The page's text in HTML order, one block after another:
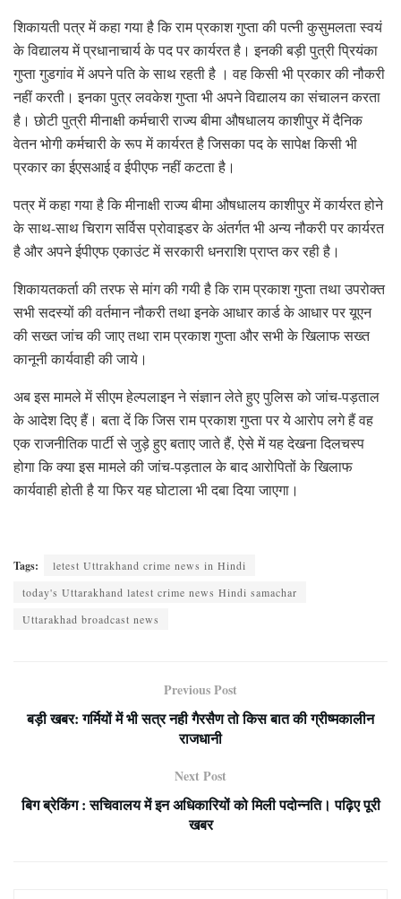
शिकायती पत्र में कहा गया है कि राम प्रकाश गुप्ता की पत्नी कुसुमलता स्वयं
के विद्यालय में प्रधानाचार्य के पद पर कार्यरत है। इनकी बड़ी पुत्री प्रियंका
गुप्ता गुडगांव में अपने पति के साथ रहती है । वह किसी भी प्रकार की नौकरी
नहीं करती। इनका पुत्र लवकेश गुप्ता भी अपने विद्यालय का संचालन करता
है। छोटी पुत्री मीनाक्षी कर्मचारी राज्य बीमा औषधालय काशीपुर में दैनिक
वेतन भोगी कर्मचारी के रूप में कार्यरत है जिसका पद के सापेक्ष किसी भी
प्रकार का ईएसआई व ईपीएफ नहीं कटता है।
पत्र में कहा गया है कि मीनाक्षी राज्य बीमा औषधालय काशीपुर में कार्यरत होने
के साथ-साथ चिराग सर्विस प्रोवाइडर के अंतर्गत भी अन्य नौकरी पर कार्यरत
है और अपने ईपीएफ एकाउंट में सरकारी धनराशि प्राप्त कर रही है।
शिकायतकर्ता की तरफ से मांग की गयी है कि राम प्रकाश गुप्ता तथा उपरोक्त
सभी सदस्यों की वर्तमान नौकरी तथा इनके आधार कार्ड के आधार पर यूएन
की सख्त जांच की जाए तथा राम प्रकाश गुप्ता और सभी के खिलाफ सख्त
कानूनी कार्यवाही की जाये।
अब इस मामले में सीएम हेल्पलाइन ने संज्ञान लेते हुए पुलिस को जांच-पड़ताल
के आदेश दिए हैं। बता दें कि जिस राम प्रकाश गुप्ता पर ये आरोप लगे हैं वह
एक राजनीतिक पार्टी से जुड़े हुए बताए जाते हैं, ऐसे में यह देखना दिलचस्प
होगा कि क्या इस मामले की जांच-पड़ताल के बाद आरोपितों के खिलाफ
कार्यवाही होती है या फिर यह घोटाला भी दबा दिया जाएगा।
Tags:
letest Uttrakhand crime news in Hindi
today's Uttarakhand latest crime news Hindi samachar
Uttarakhad broadcast news
Previous Post
बड़ी खबर: गर्मियों में भी सत्र नही गैरसैण तो किस बात की ग्रीष्मकालीन
राजधानी
Next Post
बिग ब्रेकिंग : सचिवालय में इन अधिकारियों को मिली पदोन्नति। पढ़िए पूरी
खबर